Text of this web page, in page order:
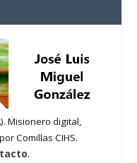
Misionero digital,
Comillas CIHS.
.